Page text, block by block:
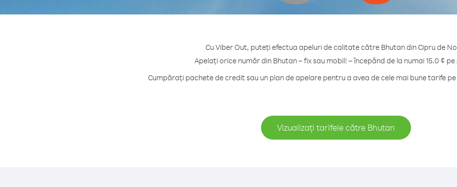
Cu Viber Out, puteți efectua apeluri de calitate către Bhutan din Cipru de
Apelați orice număr din Bhutan – fix sau mobil! – începând de la numai 15.0 ¢
Cumpărați pachete de credit sau un plan de apelare pentru a avea de cele mai bune tarife
Vizualizați tarifele către Bhutan